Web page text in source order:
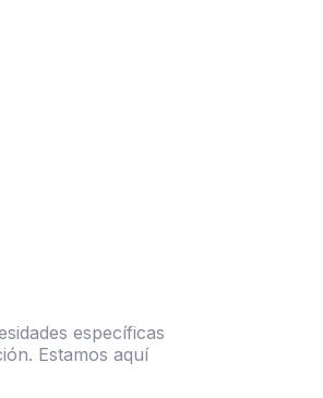
específicas
Estamos aquí